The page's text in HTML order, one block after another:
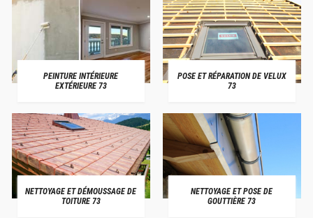
PEINTURE INTÉRIEURE
EXTÉRIEURE 73
POSE ET RÉPARATION DE VELUX
73
NETTOYAGE ET DÉMOUSSAGE DE
TOITURE 73
NETTOYAGE ET POSE DE
GOUTTIÈRE 73